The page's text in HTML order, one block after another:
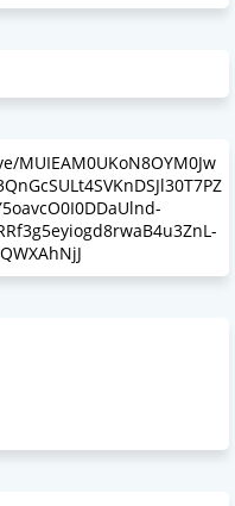
MUIEAM0UKoN8OYM0Jw